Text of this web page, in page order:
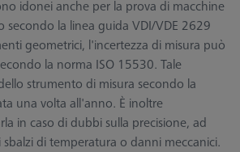
idonei anche per la prova di macchine
secondo la linea guida VDI/VDE 2629
geometrici, l'incertezza di misura può
la norma ISO 15530. Tale
strumento di misura secondo la
una volta all'anno. È inoltre
in caso di dubbi sulla precisione, ad
di temperatura o danni meccanici.